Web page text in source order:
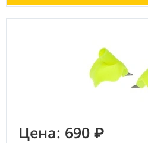
Цена: 690 ₽